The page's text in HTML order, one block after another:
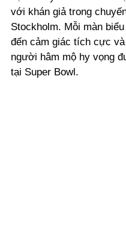
với khán giả trong
Stockholm. Mỗi màn
đến cảm giác tích cực
người hâm mộ hy vọng
tại Super Bowl.